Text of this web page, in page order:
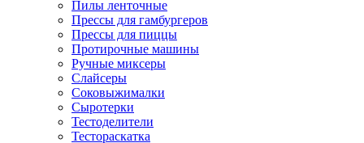
Пилы ленточные
Прессы для гамбургеров
Прессы для пиццы
Протирочные машины
Ручные миксеры
Слайсеры
Соковыжималки
Сыротерки
Тестоделители
Тестораскатка